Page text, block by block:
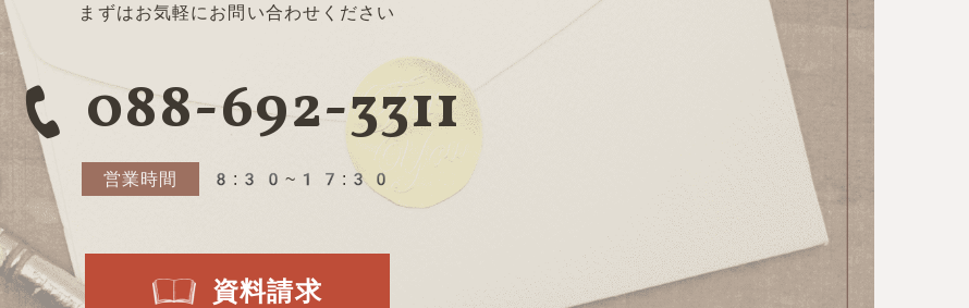
まずはお気軽にお問い合わせください
088-692-3311
営業時間 8:30~17:30
資料請求